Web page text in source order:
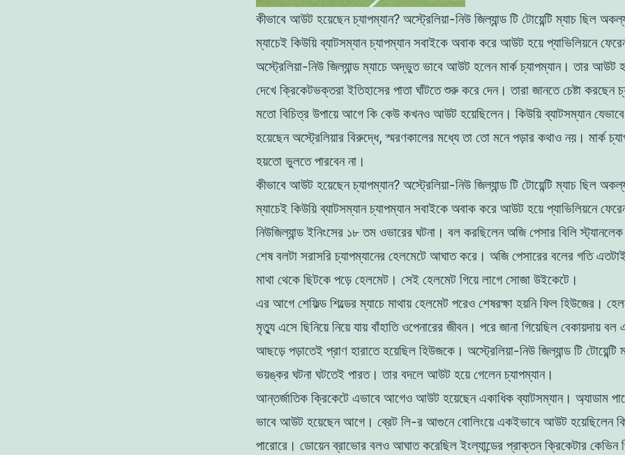
কীভাবে আউট হয়েছেন চ্যাপম্যান? অস্ট্রেলিয়া-নিউ জিল্যান্ড টি টোয়েন্টি ম্যাচ ছিল
ম্যাচেই কিউয়ি ব্যাটসম্যান চ্যাপম্যান সবাইকে অবাক করে আউট হয়ে প্যাভিলিয়নে
অস্ট্রেলিয়া-নিউ জিল্যান্ড ম্যাচে অদ্ভুত ভাবে আউট হলেন মার্ক চ্যাপম্যান। তার আউট
দেখে ক্রিকেটভক্তরা ইতিহাসের পাতা ঘাঁটতে শুরু করে দেন। তারা জানতে চেষ্টা করছেন
মতো বিচিত্র উপায়ে আগে কি কেউ কখনও আউট হয়েছিলেন। কিউয়ি ব্যাটসম্যান
হয়েছেন অস্ট্রেলিয়ার বিরুদ্ধে, স্মরণকালের মধ্যে তা তো মনে পড়ার কথাও নয়। মার্ক
হয়তো ভুলতে পারবেন না।
কীভাবে আউট হয়েছেন চ্যাপম্যান? অস্ট্রেলিয়া-নিউ জিল্যান্ড টি টোয়েন্টি ম্যাচ ছিল
ম্যাচেই কিউয়ি ব্যাটসম্যান চ্যাপম্যান সবাইকে অবাক করে আউট হয়ে প্যাভিলিয়নে
নিউজিল্যান্ড ইনিংসের ১৮ তম ওভারের ঘটনা। বল করছিলেন অজি পেসার বিলি
শেষ বলটা সরাসরি চ্যাপম্যানের হেলমেটে আঘাত করে। অজি পেসারের বলের গতি
মাথা থেকে ছিটকে পড়ে হেলমেট। সেই হেলমেট গিয়ে লাগে সোজা উইকেটে।
এর আগে শেফিল্ড শিল্ডের ম্যাচে মাথায় হেলমেট পরেও শেষরক্ষা হয়নি ফিল হিউজের।
মৃত্যু এসে ছিনিয়ে নিয়ে যায় বাঁহাতি ওপেনারের জীবন। পরে জানা গিয়েছিল বেকায়দায় বল
আছড়ে পড়াতেই প্রাণ হারাতে হয়েছিল হিউজকে। অস্ট্রেলিয়া-নিউ জিল্যান্ড টি টোয়েন্টি
ভয়ঙ্কর ঘটনা ঘটতেই পারত। তার বদলে আউট হয়ে গেলেন চ্যাপম্যান।
আন্তর্জাতিক ক্রিকেটে এভাবে আগেও আউট হয়েছেন একাধিক ব্যাটসম্যান। অ্যাডাম
ভাবে আউট হয়েছেন আগে। ব্রেট লি-র আগুনে বোলিংয়ে একইভাবে আউট হয়েছিলেন
পারোরে। ডোয়েন ব্রাভোর বলও আঘাত করেছিল ইংল্যান্ডের প্রাক্তন ক্রিকেটার কেভিন